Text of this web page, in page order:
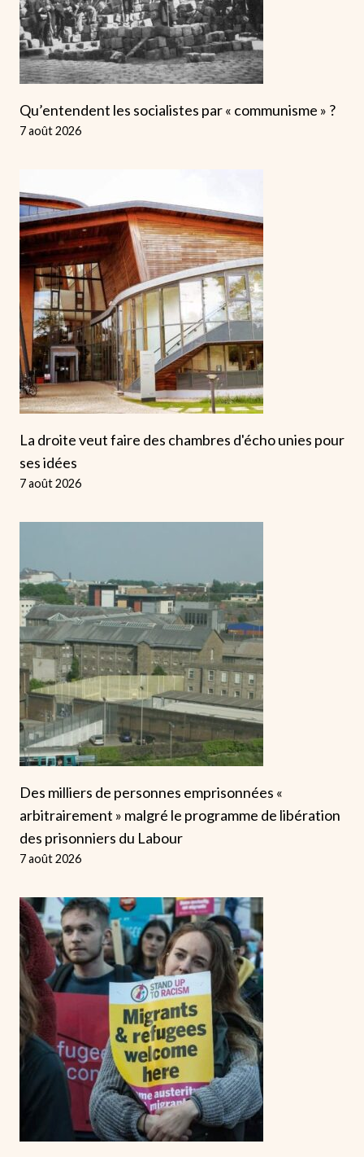
Qu’entendent les socialistes par « communisme » ?
7 août 2026
La droite veut faire des chambres d'écho unies pour
ses idées
7 août 2026
Des milliers de personnes emprisonnées «
arbitrairement » malgré le programme de libération
des prisonniers du Labour
7 août 2026